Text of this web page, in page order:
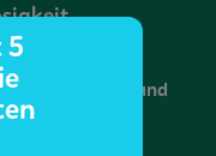
zu haben und
5